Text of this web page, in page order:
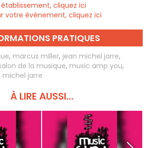
cliquez ici
votre évènement, cliquez ici
PRATIQUES
, marcus miller, jean michel jarre,
de la musique, music amp you,
michel jarre
À LIRE AUSSI...